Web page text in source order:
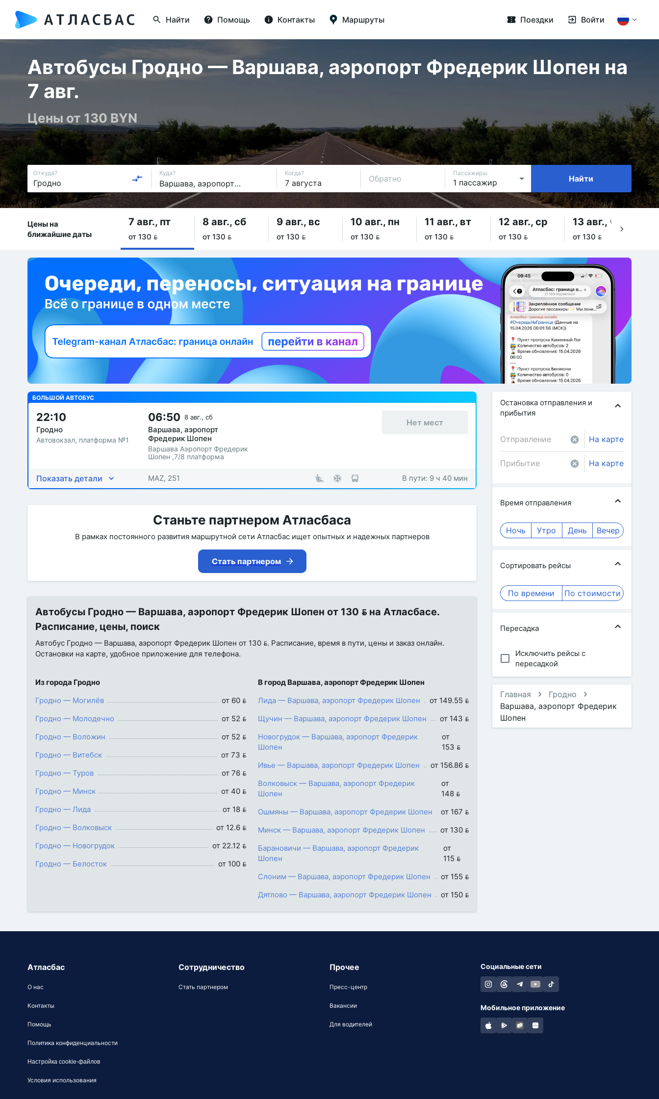
Найти Помощь Контакты Маршруты Поездки Войти
Автобусы Гродно — Варшава, аэропорт Фредерик Шопен на
7 авг.
Цены от 130 BYN
Откуда? Куда? Когда?
Обратно
Пассажиры
Найти
Цены на
ближайшие даты
7 авг., пт
от 130 
8 авг., сб
от 130 
9 авг., вс
от 130 
10 авг., пн
от 130 
11 авг., вт
от 130 
12 авг., ср
от 130 
13 авг., чт
от 130 
БОЛЬШОЙ АВТОБУС
22:10
Гродно
Автовокзал, платформа №1
06:50 8 авг., сб
Варшава, аэропорт
Фредерик Шопен
Варшава Аэропорт Фредерик
Шопен ,7/8 платформа
Нет мест
Показать детали MAZ, 251 В пути: 9 ч 40 мин
Станьте партнером Атласбаса
В рамках постоянного развития маршрутной сети Атласбас ищет опытных и надежных партнеров
Стать партнером
Автобусы Гродно — Варшава, аэропорт Фредерик Шопен от 130  на Атласбасе.
Расписание, цены, поиск
Автобус Гродно — Варшава, аэропорт Фредерик Шопен от 130 . Расписание, время в пути, цены и заказ онлайн.
Остановки на карте, удобное приложение для телефона.
Из города Гродно
Гродно — Могилёв
от 60 
Гродно — Молодечно
от 52 
Гродно — Воложин
от 52 
Гродно — Витебск
от 73 
Гродно — Туров
от 76 
Гродно — Минск
от 40 
Гродно — Лида
от 18 
Гродно — Волковыск
от 12.6 
Гродно — Новогрудок
от 22.12 
Гродно — Белосток
от 100 
В город Варшава, аэропорт Фредерик Шопен
Лида — Варшава, аэропорт Фредерик Шопен
от 149.55 
Щучин — Варшава, аэропорт Фредерик Шопен
от 143 
Новогрудок — Варшава, аэропорт Фредерик
Шопен
от
153 
Ивье — Варшава, аэропорт Фредерик Шопен
от 156.86 
Волковыск — Варшава, аэропорт Фредерик
Шопен
от
148 
Ошмяны — Варшава, аэропорт Фредерик Шопен
от 167 
Минск — Варшава, аэропорт Фредерик Шопен
от 130 
Барановичи — Варшава, аэропорт Фредерик
Шопен
от
115 
Слоним — Варшава, аэропорт Фредерик Шопен
от 155 
Дятлово — Варшава, аэропорт Фредерик Шопен
от 150 
Остановка отправления и
прибытия
На карте
На карте
Время отправления
Ночь Утро День Вечер
Сортировать рейсы
По времени По стоимости
Пересадка
Исключить рейсы с
пересадкой
Главная
Гродно
Варшава, аэропорт Фредерик
Шопен
Атласбас
О нас
Контакты
Помощь
Политика конфиденциальности
Настройка cookie-файлов
Условия использования
Сотрудничество
Стать партнером
Прочее
Пресс-центр
Вакансии
Для водителей
Социальные сети
Мобильное приложение